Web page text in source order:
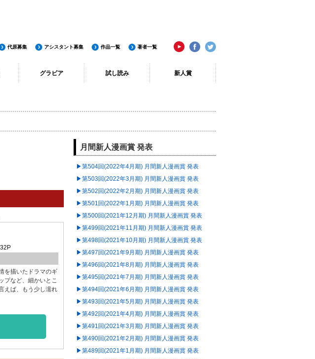
グラビア 試し読み 新人賞
代原募集 アシスタント募集 作品一覧 著者一覧
を描いたドラマのギ
プなど、細かいとこ
えば、もう少し濡れ
月間新人漫画賞 発表
▶︎第504回(2022年4月期) 月間新人漫画賞 発表
▶︎第503回(2022年3月期) 月間新人漫画賞 発表
▶︎第502回(2022年2月期) 月間新人漫画賞 発表
▶︎第501回(2022年1月期) 月間新人漫画賞 発表
▶︎第500回(2021年12月期) 月間新人漫画賞 発表
▶︎第499回(2021年11月期) 月間新人漫画賞 発表
▶︎第498回(2021年10月期) 月間新人漫画賞 発表
▶︎第497回(2021年9月期) 月間新人漫画賞 発表
▶︎第496回(2021年8月期) 月間新人漫画賞 発表
▶︎第495回(2021年7月期) 月間新人漫画賞 発表
▶︎第494回(2021年6月期) 月間新人漫画賞 発表
▶︎第493回(2021年5月期) 月間新人漫画賞 発表
▶︎第492回(2021年4月期) 月間新人漫画賞 発表
▶︎第491回(2021年3月期) 月間新人漫画賞 発表
▶︎第490回(2021年2月期) 月間新人漫画賞 発表
▶︎第489回(2021年1月期) 月間新人漫画賞 発表